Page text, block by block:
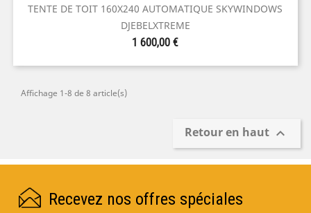
TENTE DE TOIT 160X240 AUTOMATIQUE SKYWINDOWS
DJEBELXTREME
Prix
1 600,00 €
Affichage 1-8 de 8 article(s)
Retour en haut 
Recevez nos offres spéciales